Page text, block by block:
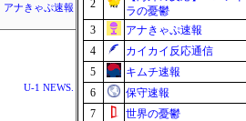
アナきゃぷ速報
U-1 NEWS.
2
ラの憂鬱
3
アナきゃぷ速報
4
カイカイ反応通信
5
キムチ速報
6
保守速報
7
世界の憂鬱